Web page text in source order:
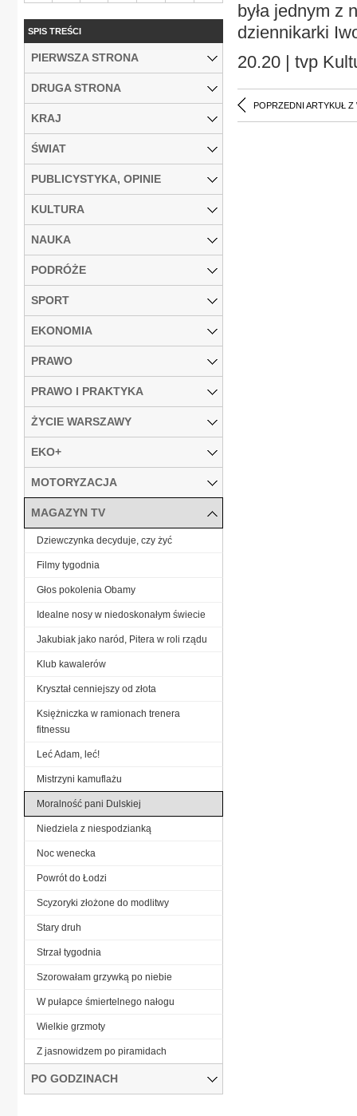
była jednym z
dziennikarki
20.20 | tvp
POPRZEDNI ARTYKUŁ Z
SPIS TREŚCI
PIERWSZA STRONA
DRUGA STRONA
KRAJ
ŚWIAT
PUBLICYSTYKA, OPINIE
KULTURA
NAUKA
PODRÓŻE
SPORT
EKONOMIA
PRAWO
PRAWO I PRAKTYKA
ŻYCIE WARSZAWY
EKO+
MOTORYZACJA
MAGAZYN TV
Dziewczynka decyduje, czy żyć
Filmy tygodnia
Głos pokolenia Obamy
Idealne nosy w niedoskonałym świecie
Jakubiak jako naród, Pitera w roli rządu
Klub kawalerów
Kryształ cenniejszy od złota
Księżniczka w ramionach trenera
fitnessu
Leć Adam, leć!
Mistrzyni kamuflażu
Moralność pani Dulskiej
Niedziela z niespodzianką
Noc wenecka
Powrót do Łodzi
Scyzoryki złożone do modlitwy
Stary druh
Strzał tygodnia
Szorowałam grzywką po niebie
W pułapce śmiertelnego nałogu
Wielkie grzmoty
Z jasnowidzem po piramidach
PO GODZINACH